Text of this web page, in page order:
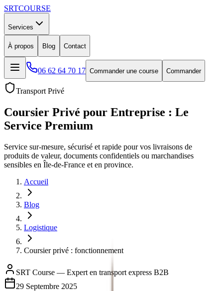
SRTCOURSE
Services
À propos Blog Contact
06 62 64 70 17 Commander une course Commander
Transport Privé
Coursier Privé pour Entreprise : Le
Service Premium
Service sur-mesure, sécurisé et rapide pour vos livraisons de
produits de valeur, documents confidentiels ou marchandises
sensibles en Île-de-France et en province.
Accueil
Blog
Logistique
Coursier privé : fonctionnement
SRT Course — Expert en transport express B2B
29 Septembre 2025